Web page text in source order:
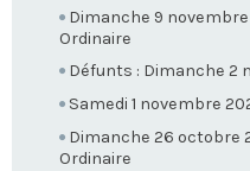
Dimanche 9
Ordinaire
Défunts : Dimanche 2
Samedi 1 novembre
Dimanche 26 octobre
Ordinaire